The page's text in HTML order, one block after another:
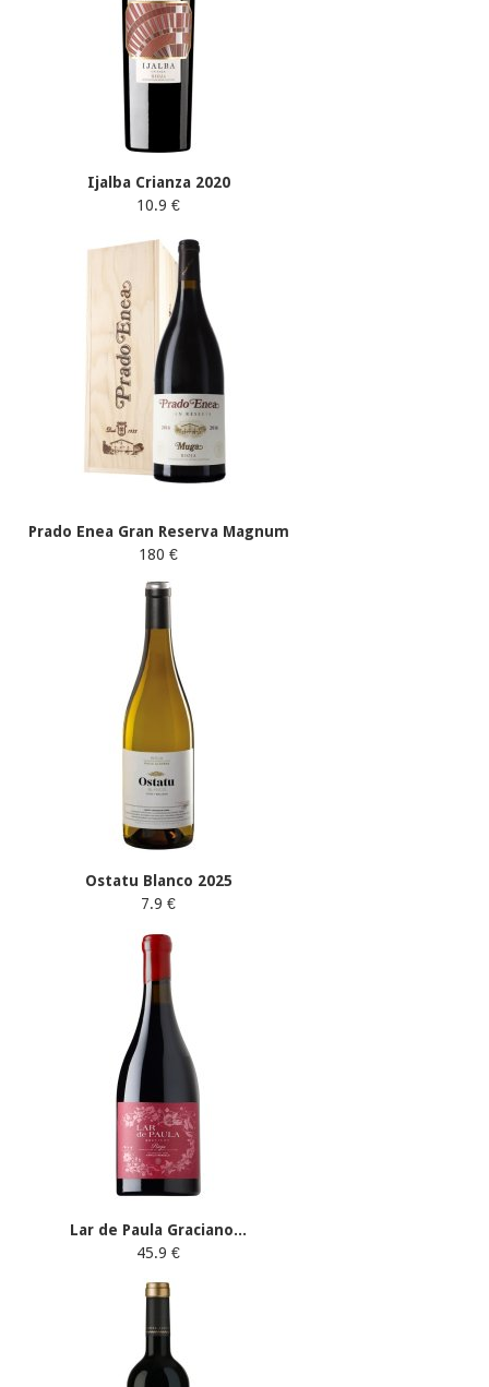
Ijalba Crianza 2020
10.9 €
Prado Enea Gran Reserva Magnum
180 €
Ostatu Blanco 2025
7.9 €
Lar de Paula Graciano...
45.9 €